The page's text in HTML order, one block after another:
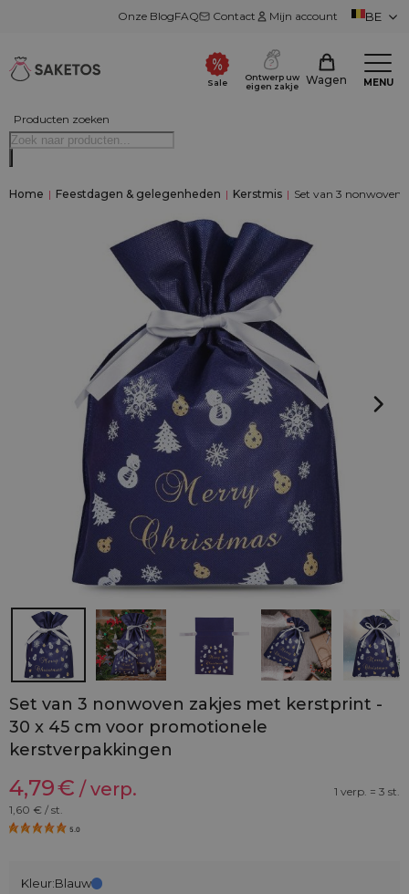
Onze BlogFAQ Contact Mijn account BE
Producten zoeken
Sale
Ontwerp uw
eigen zakje
Wagen MENU
Home | Feestdagen & gelegenheden | Kerstmis | Set van 3 nonwoven
Set van 3 nonwoven zakjes met kerstprint -
30 x 45 cm voor promotionele
kerstverpakkingen
4,79€ / verp.
1 verp. = 3 st.
1,60 € / st.
5.0
Kleur:Blauw